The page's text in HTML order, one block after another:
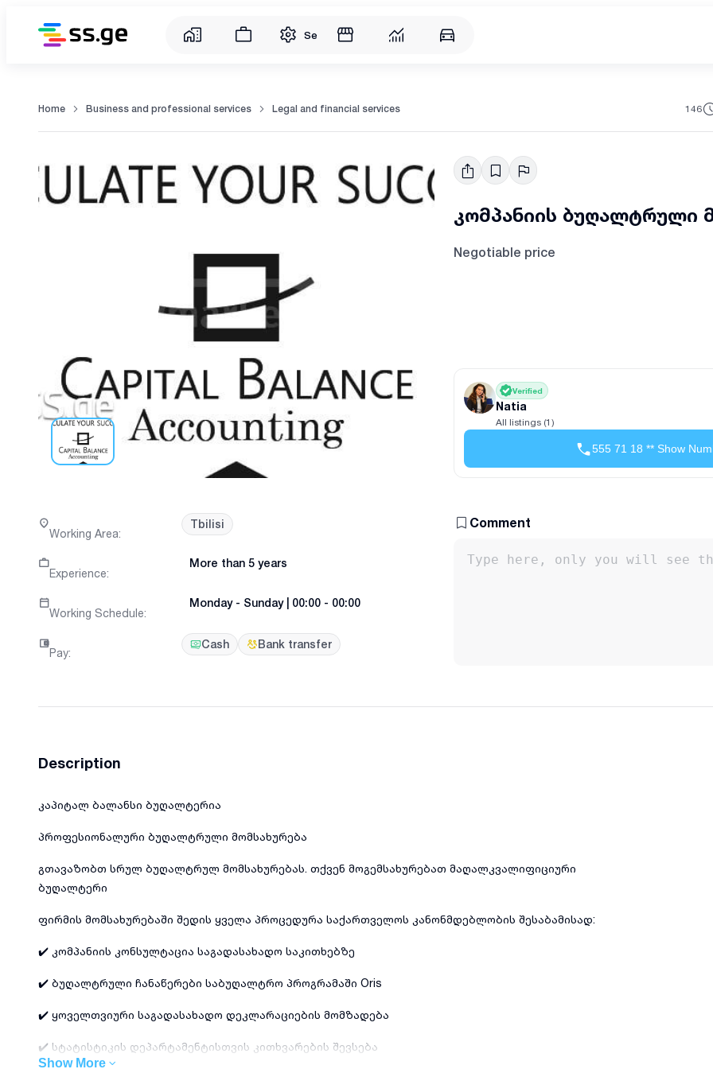
Service
Home Business and professional services Legal and financial services 146
კომპანიის ბუღალტრული
Negotiable price
Verified
Natia
All listings (1)
555 71 18 ** Show
Working Area:
Tbilisi
Experience:
More than 5 years
Working Schedule:
Monday- Sunday| 00:00 - 00:00
Pay:
Cash Bank transfer
Comment
Description
კაპიტალ ბალანსი ბუღალტერია
პროფესიონალური ბუღალტრული მომსახურება
გთავაზობთ სრულ ბუღალტრულ მომსახურებას. თქვენ მოგემსახურებათ მაღალკვალიფიციური
ბუღალტერი
ფირმის მომსახურებაში შედის ყველა პროცედურა საქართველოს კანონმდებლობის შესაბამისად:
✔️ კომპანიის კონსულტაცია საგადასახადო საკითხებზე
✔️ ბუღალტრული ჩანაწერები საბუღალტრო პროგრამაში Oris
✔️ ყოველთვიური საგადასახადო დეკლარაციების მომზადება
✔️ სტატისტიკის დეპარტამენტისთვის კითხვარების შევსება
Show More